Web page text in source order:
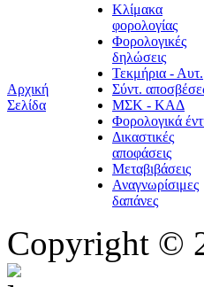
Αρχική
Σελίδα
Κλίμακα
φορολογίας
Φορολογικές
δηλώσεις
Τεκμήρια - Αυτ.
Σύντ.
ΜΣΚ - ΚΑΔ
Φορολογικά
Δικαστικές
αποφάσεις
Μεταβιβάσεις
Αναγνωρίσιμες
δαπάνες
Copyright ©